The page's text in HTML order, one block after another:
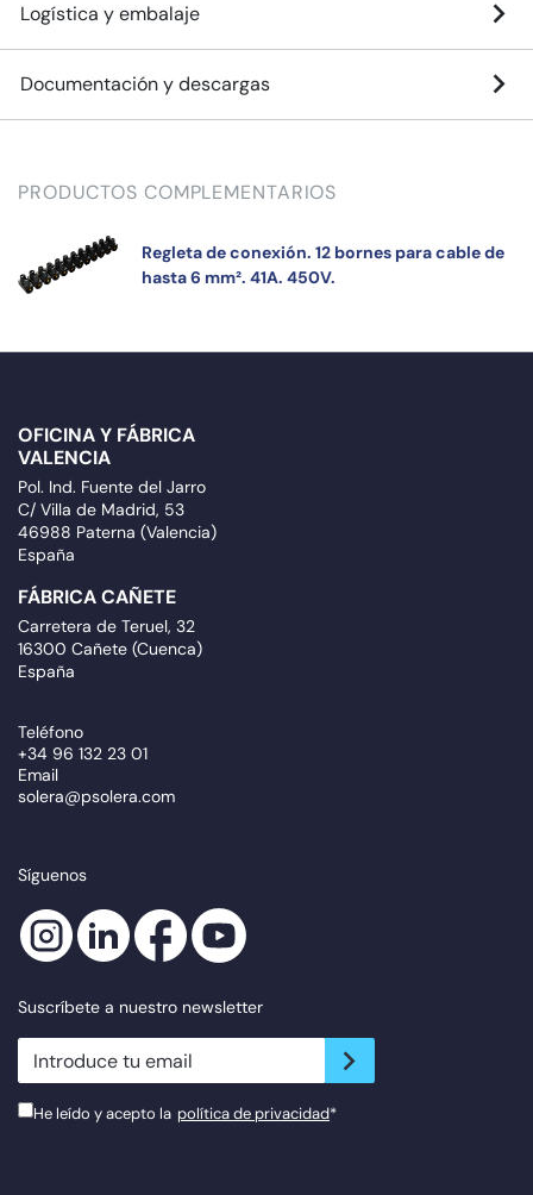
Logística y embalaje
Documentación y descargas
PRODUCTOS COMPLEMENTARIOS
Regleta de conexión. 12 bornes para cable de
hasta 6 mm². 41A. 450V.
OFICINA Y FÁBRICA
VALENCIA
Pol. Ind. Fuente del Jarro
C/ Villa de Madrid, 53
46988 Paterna (Valencia)
España
FÁBRICA CAÑETE
Carretera de Teruel, 32
16300 Cañete (Cuenca)
España
Teléfono
+34 96 132 23 01
Email
solera@psolera.com
Síguenos
Suscríbete a nuestro newsletter
newsletter.suscribe
He leído y acepto la política de privacidad*